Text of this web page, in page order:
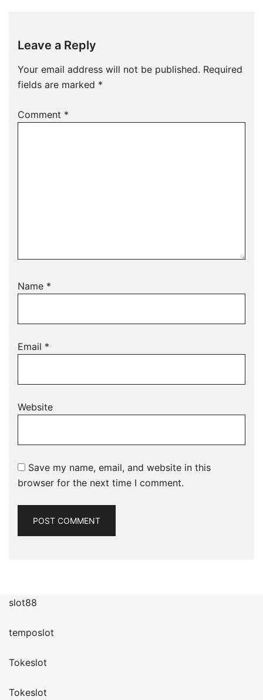
Leave a Reply
Your email address will not be published. Required
fields are marked *
Comment *
Name *
Email *
Website
Save my name, email, and website in this
browser for the next time I comment.
slot88
temposlot
Tokeslot
Tokeslot